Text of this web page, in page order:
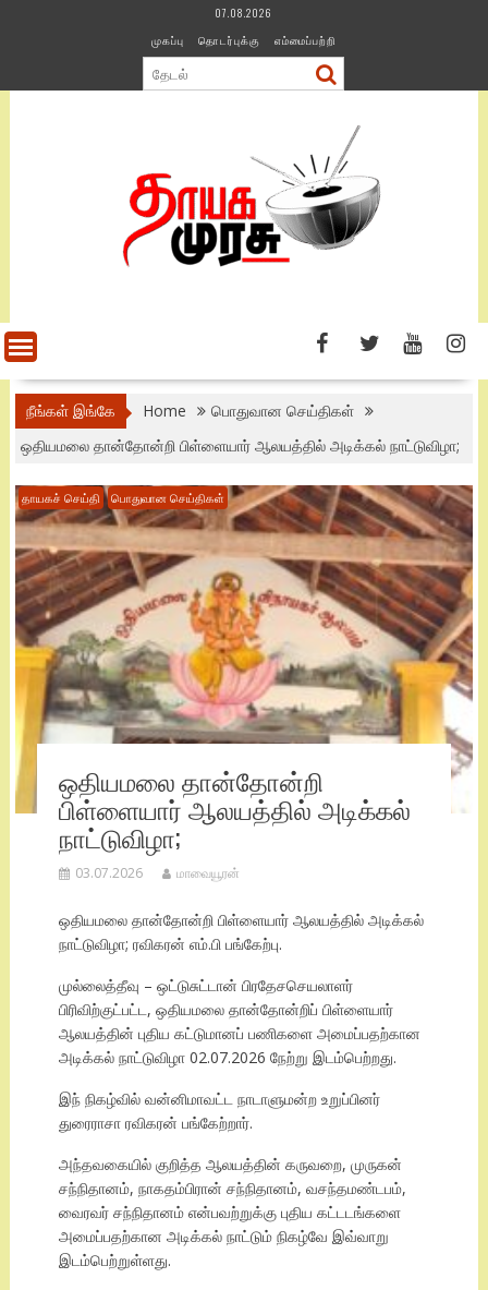
07.08.2026
முகப்பு
தொடர்புக்கு எம்மைப்பற்றி
நீங்கள் இங்கே Home
பொதுவான செய்திகள்
ஒதியமலை தான்தோன்றி பிள்ளையார் ஆலயத்தில் அடிக்கல் நாட்டுவிழா;
தாயகச் செய்தி பொதுவான செய்திகள்
ஒதியமலை தான்தோன்றி
பிள்ளையார் ஆலயத்தில் அடிக்கல்
நாட்டுவிழா;
03.07.2026 மாவையூரன்
ஒதியமலை தான்தோன்றி பிள்ளையார் ஆலயத்தில் அடிக்கல்
நாட்டுவிழா; ரவிகரன் எம்.பி பங்கேற்பு.
முல்லைத்தீவு – ஒட்டுசுட்டான் பிரதேசசெயலாளர்
பிரிவிற்குட்பட்ட, ஒதியமலை தான்தோன்றிப் பிள்ளையார்
ஆலயத்தின் புதிய கட்டுமானப் பணிகளை அமைப்பதற்கான
அடிக்கல் நாட்டுவிழா 02.07.2026 நேற்று இடம்பெற்றது.
இந் நிகழ்வில் வன்னிமாவட்ட நாடாளுமன்ற உறுப்பினர்
துரைராசா ரவிகரன் பங்கேற்றார்.
அந்தவகையில் குறித்த ஆலயத்தின் கருவறை, முருகன்
சந்நிதானம், நாகதம்பிரான் சந்நிதானம், வசந்தமண்டபம்,
வைரவர் சந்நிதானம் என்பவற்றுக்கு புதிய கட்டடங்களை
அமைப்பதற்கான அடிக்கல் நாட்டும் நிகழ்வே இவ்வாறு
இடம்பெற்றுள்ளது.